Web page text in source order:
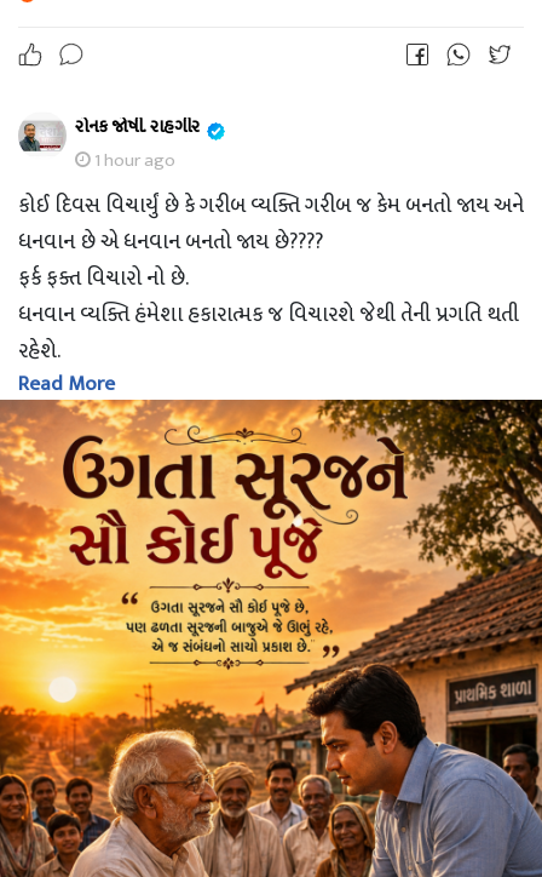
મુશ્કેલી મોટી નહીં લાગે.
રોનક જોષી. રાહગીર
1 hour ago
કોઈ દિવસ વિચાર્યું છે કે ગરીબ વ્યક્તિ ગરીબ જ કેમ બનતો જાય અને
ધનવાન છે એ ધનવાન બનતો જાય છે????
ફર્ક ફક્ત વિચારો નો છે.
ધનવાન વ્યક્તિ હંમેશા હકારાત્મક જ વિચારશે જેથી તેની પ્રગતિ થતી
રહેશે.
ગરીબ વ્યક્તિ મહેનત કરશે તો થોડુ હકારાત્મક વલણ થાશે અને તેની
પણ પ્રગતિ થશે.
ગમે તેવી ખરાબ પરિસ્થિતિમાં પણ હકારાત્મક રહેવું જરૂરી છે , કોઈ
મુશ્કેલી મોટી નહીં લાગે.
Read More